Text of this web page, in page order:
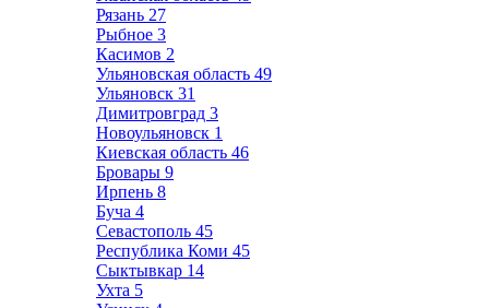
Рязань 27
Рыбное 3
Касимов 2
Ульяновская область 49
Ульяновск 31
Димитровград 3
Новоульяновск 1
Киевская область 46
Бровары 9
Ирпень 8
Буча 4
Севастополь 45
Республика Коми 45
Сыктывкар 14
Ухта 5